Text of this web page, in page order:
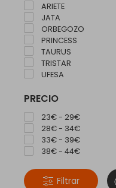
ARIETE
JATA
ORBEGOZO
PRINCESS
TAURUS
TRISTAR
UFESA
PRECIO
23€ - 29€
28€ - 34€
33€ - 39€
38€ - 44€
Filtrar